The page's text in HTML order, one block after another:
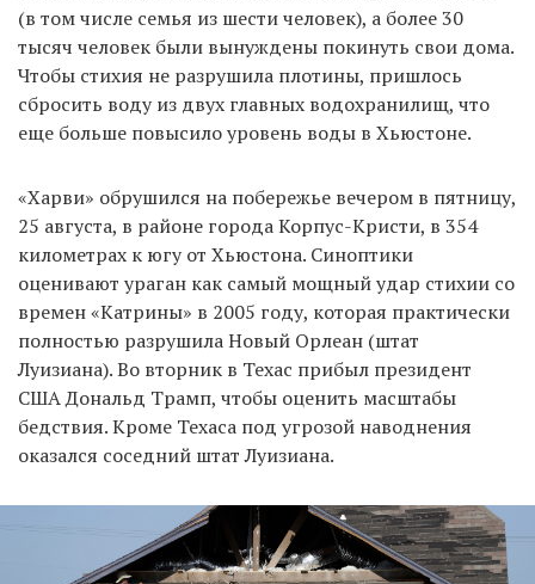
EN
UA
(в том числе семья из шести человек), а более 30
тысяч человек были вынуждены покинуть свои дома.
Чтобы стихия не разрушила плотины, пришлось
сбросить воду из двух главных водохранилищ, что
еще больше повысило уровень воды в Хьюстоне.
«Харви» обрушился на побережье вечером в пятницу,
25 августа, в районе города Корпус-Кристи, в 354
километрах к югу от Хьюстона. Синоптики
оценивают ураган как самый мощный удар стихии со
времен «Катрины» в 2005 году, которая практически
полностью разрушила Новый Орлеан (штат
Луизиана). Во вторник в Техас прибыл президент
США Дональд Трамп, чтобы оценить масштабы
бедствия. Кроме Техаса под угрозой наводнения
оказался соседний штат Луизиана.